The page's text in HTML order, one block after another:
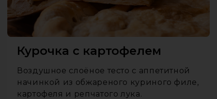
Курочка с картофелем
Воздушное слоёное тесто с аппетитной
начинкой из обжареного куриного филе,
картофеля и репчатого лука.